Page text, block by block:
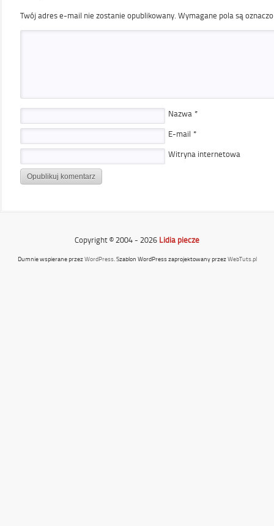
Twój adres e-mail nie zostanie opublikowany. Wymagane pola są
Nazwa *
E-mail *
Witryna internetowa
Copyright © 2004 - 2026 Lidia piecze
Dumnie wspierane przezWordPress. Szablon WordPress zaprojektowany przezWebTuts.pl